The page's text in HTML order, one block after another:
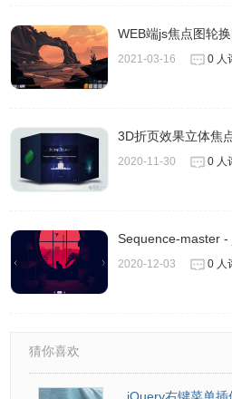
WEB端js焦点图轮
2021-03-16 0 人
3D折页效果立体焦
2020-11-30 0 人
Sequence-master -
2020-12-03 0 人
猜你喜欢